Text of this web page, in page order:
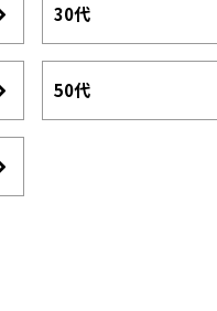
30代
50代